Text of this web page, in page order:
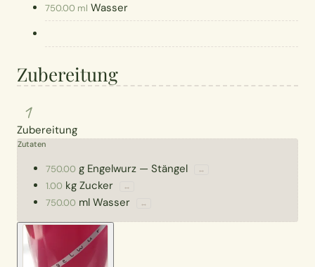
750.00 ml Wasser
Zubereitung
1
Zubereitung
Zutaten
750.00 g Engelwurz — Stängel ↔
1.00 kg Zucker ↔
750.00 ml Wasser ↔